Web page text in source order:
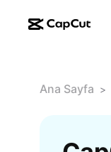
Ana Sayfa >